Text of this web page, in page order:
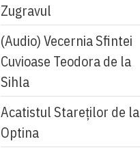
Zugravul
(Audio) Vecernia Sfintei
Cuvioase Teodora de la
Sihla
Acatistul Stareţilor de la
Optina